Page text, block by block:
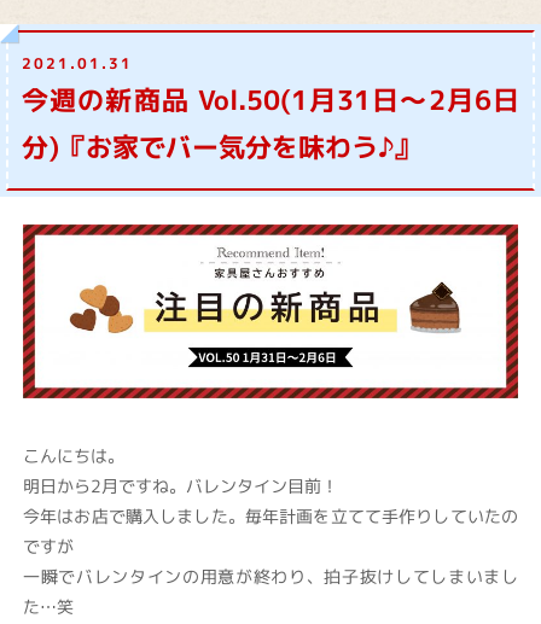
2021.01.31
今週の新商品 Vol.50(1月31日～2月6日
分)『お家でバー気分を味わう♪』
こんにちは。
明日から2月ですね。バレンタイン目前！
今年はお店で購入しました。毎年計画を立てて手作りしていたの
ですが
一瞬でバレンタインの用意が終わり、拍子抜けしてしまいまし
た…笑